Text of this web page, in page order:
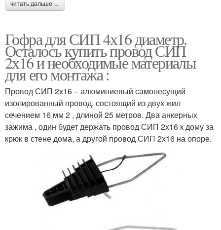
читать дальше →
Гофра для СИП 4х16 диаметр.
Осталось купить провод СИП
2х16 и необходимые материалы
для его монтажа :
Провод СИП 2х16 – алюминиевый самонесущий
изолированный провод, состоящий из двух жил
сечением 16 мм 2 , длиной 25 метров. Два анкерных
зажима , один будет держать провод СИП 2х16 к дому за
крюк в стене дома, а другой провод СИП 2х16 на опоре.